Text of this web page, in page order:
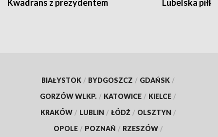
Kwadrans z prezydentem Lubelska piłka
BIAŁYSTOK / BYDGOSZCZ / GDAŃSK /
GORZÓW WLKP. / KATOWICE / KIELCE /
KRAKÓW / LUBLIN / ŁÓDŹ / OLSZTYN /
OPOLE / POZNAŃ / RZESZÓW /